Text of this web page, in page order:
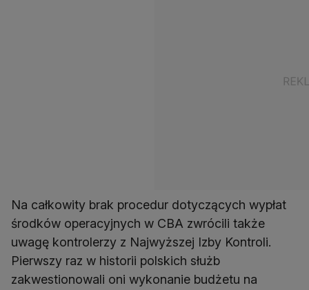
Na całkowity brak procedur dotyczących wypłat
środków operacyjnych w CBA zwrócili także
uwagę kontrolerzy z Najwyższej Izby Kontroli.
Pierwszy raz w historii polskich służb
zakwestionowali oni wykonanie budżetu na